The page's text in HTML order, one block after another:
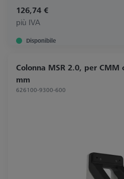
126,74 €
più IVA
Disponibile
Colonna MSR 2.0, per CMM
mm
626100-9300-600